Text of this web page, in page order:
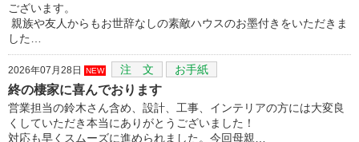
ございます。
親族や友人からもお世辞なしの素敵ハウスのお墨付きをいただきま
した…
2026年07月28日 NEW 注 文 お手紙
終の棲家に喜んでおります
営業担当の鈴木さん含め、設計、工事、インテリアの方には大変良
くしていただき本当にありがとうございました！
対応も早くスムーズに進められました。今回母親…